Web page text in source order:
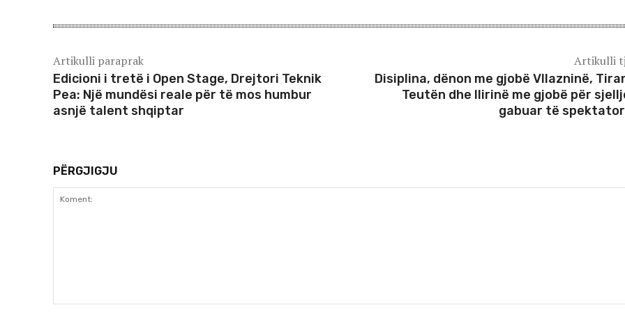
Artikulli paraprak
Edicioni i tretë i Open Stage, Drejtori Teknik
Pea: Një mundësi reale për të mos humbur
asnjë talent shqiptar
Artikulli
Disiplina, dënon me gjobë Vllazninë,
Teutën dhe Ilirinë me gjobë për
gabuar të
PËRGJIGJU